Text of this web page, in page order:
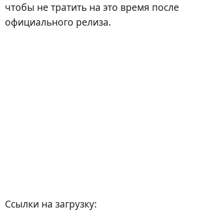
чтобы не тратить на это время после
официального релиза.
Ссылки на загрузку: